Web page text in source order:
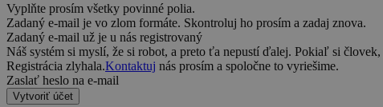
Vyplňte prosím všetky povinné polia.
Zadaný e-mail je vo zlom formáte. Skontroluj ho prosím a zadaj znova.
Zadaný e-mail už je u nás registrovaný
Náš systém si myslí, že si robot, a preto ťa nepustí ďalej. Pokiaľ si človek,
Registrácia zlyhala.Kontaktuj nás prosím a spoločne to vyriešime.
Zaslať heslo na e-mail
Vytvoriť účet